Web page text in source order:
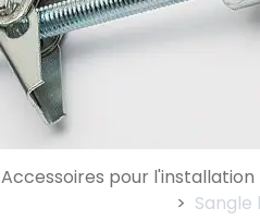
Accessoires pour l'installation
> Sangle